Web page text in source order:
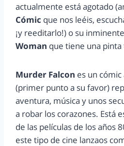
actualmente está agotado
Cómic que nos leéis,
¡y reeditarlo!) o su
Woman que tiene una
Murder Falcon es un
(primer punto a su favor)
aventura, música y unos
a robar los corazones. Está
de las películas de los años
este tipo de cine lanzaos